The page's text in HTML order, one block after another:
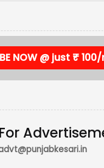
NOW @ just ₹
For